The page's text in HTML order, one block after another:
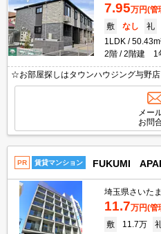
7.95万円(管
敷
なし 礼
1LDK
2階
2階建 1
☆お部屋探しはタウンハウジング与野
メー
お問
PR 賃貸マンション FUKUMI
埼玉県さいた
11.7万円(管
敷
11.7万